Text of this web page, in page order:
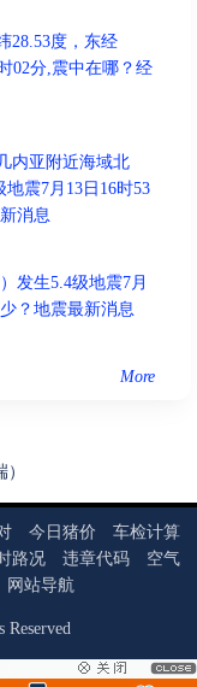
28.53度，东经
02分,震中在哪？经
内亚附近海域北
震7月13日16时53
消息
发生5.4级地震7月
？地震最新消息
More
今日猪价
车检计算
路况 违章代码
空气
网站导航
Reserved